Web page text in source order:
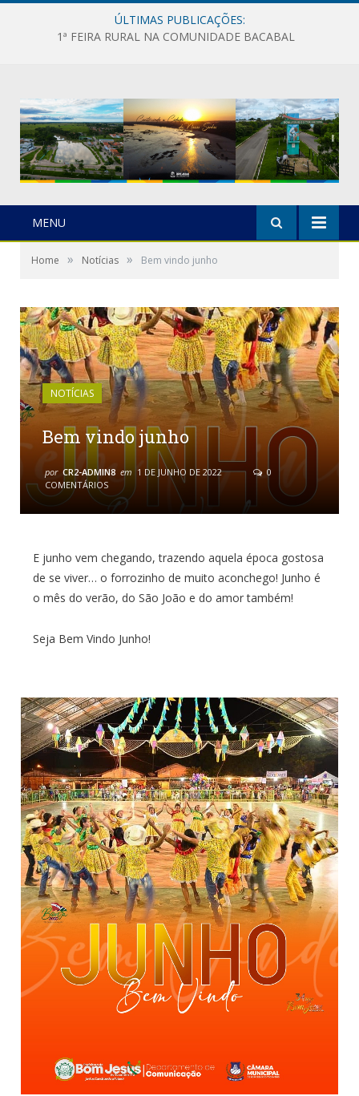
ÚLTIMAS PUBLICAÇÕES:
1ª FEIRA RURAL NA COMUNIDADE BACABAL
MENU
Home » Notícias » Bem vindo junho
NOTÍCIAS
Bem vindo junho
por CR2-ADMIN8 em 1 DE JUNHO DE 2022
0
COMENTÁRIOS
E junho vem chegando, trazendo aquela época gostosa
de se viver… o forrozinho de muito aconchego! Junho é
o mês do verão, do São João e do amor também!
Seja Bem Vindo Junho!